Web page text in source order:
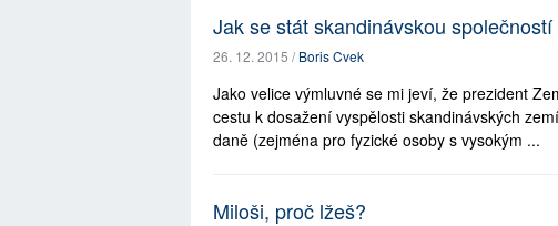
Jak se stát skandinávskou společností
26. 12. 2015 /Boris Cvek
Jako velice výmluvné se mi jeví, že prezident
cestu k dosažení vyspělosti skandinávských
daně (zejména pro fyzické osoby s vysokým ...
Miloši, proč lžeš?